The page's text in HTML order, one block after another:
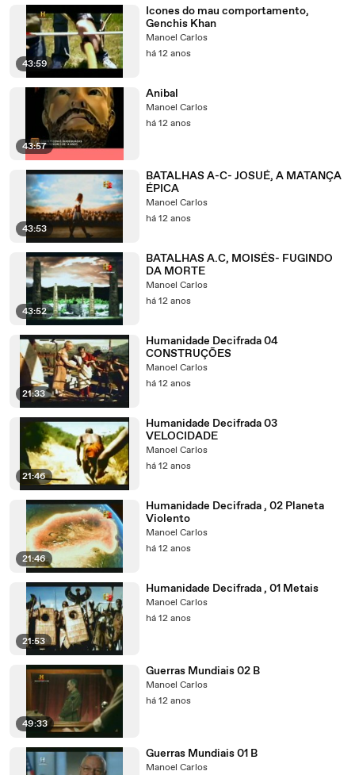
43:59
Icones do mau comportamento,
Genchis Khan
Manoel Carlos
há 12 anos
43:57
Anibal
Manoel Carlos
há 12 anos
43:53
BATALHAS A-C- JOSUÉ, A MATANÇA
ÉPICA
Manoel Carlos
há 12 anos
43:52
BATALHAS A.C, MOISÉS- FUGINDO
DA MORTE
Manoel Carlos
há 12 anos
21:33
Humanidade Decifrada 04
CONSTRUÇÕES
Manoel Carlos
há 12 anos
21:46
Humanidade Decifrada 03
VELOCIDADE
Manoel Carlos
há 12 anos
21:46
Humanidade Decifrada , 02 Planeta
Violento
Manoel Carlos
há 12 anos
21:53
Humanidade Decifrada , 01 Metais
Manoel Carlos
há 12 anos
49:33
Guerras Mundiais 02 B
Manoel Carlos
há 12 anos
Guerras Mundiais 01 B
Manoel Carlos